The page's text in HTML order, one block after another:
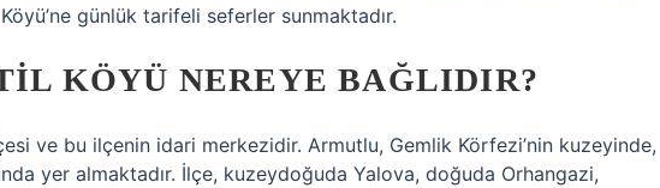
günlük tarifeli seferler sunmaktadır.
KÖYÜ NEREYE BAĞLIDIR?
ve bu ilçenin idari merkezidir. Armutlu, Gemlik Körfezi’nin kuzeyinde,
yer almaktadır. İlçe, kuzeydoğuda Yalova, doğuda Orhangazi,